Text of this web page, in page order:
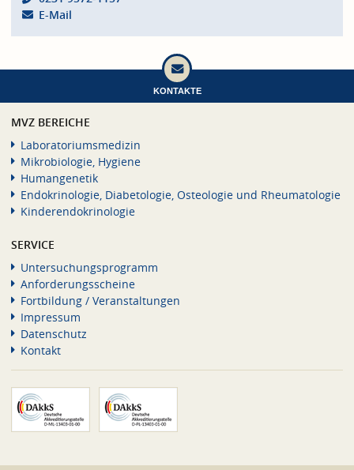
E-Mail
KONTAKTE
MVZ BEREICHE
Laboratoriumsmedizin
Mikrobiologie, Hygiene
Humangenetik
Endokrinologie, Diabetologie, Osteologie und Rheumatologie
Kinderendokrinologie
SERVICE
Untersuchungsprogramm
Anforderungsscheine
Fortbildung / Veranstaltungen
Impressum
Datenschutz
Kontakt